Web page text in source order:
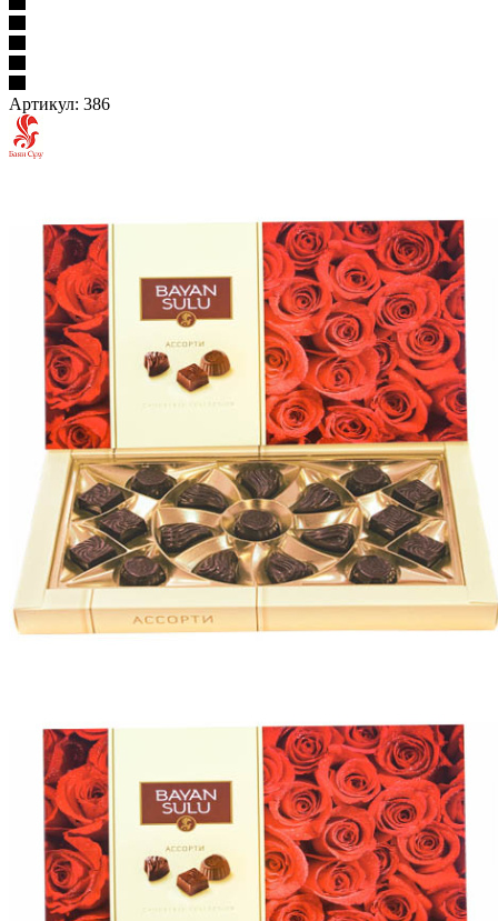
Артикул: 386